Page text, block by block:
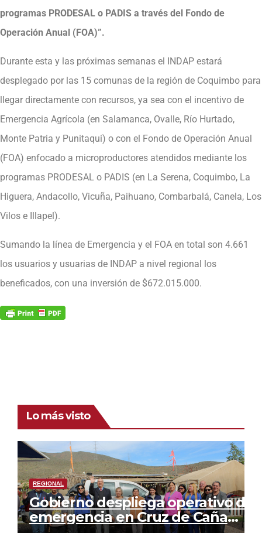
programas PRODESAL o PADIS a través del Fondo de
Operación Anual (FOA)”.
Durante esta y las próximas semanas el INDAP estará
desplegado por las 15 comunas de la región de Coquimbo para
llegar directamente con recursos, ya sea con el incentivo de
Emergencia Agrícola (en Salamanca, Ovalle, Río Hurtado,
Monte Patria y Punitaqui) o con el Fondo de Operación Anual
(FOA) enfocado a microproductores atendidos mediante los
programas PRODESAL o PADIS (en La Serena, Coquimbo, La
Higuera, Andacollo, Vicuña, Paihuano, Combarbalá, Canela, Los
Vilos e Illapel).
Sumando la línea de Emergencia y el FOA en total son 4.661
los usuarios y usuarias de INDAP a nivel regional los
beneficados, con una inversión de $672.015.000.
Lo más visto
REGIONAL
Gobierno despliega operativo de
emergencia en Cruz de Caña